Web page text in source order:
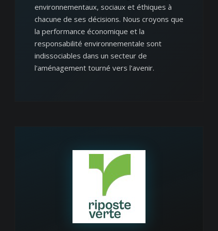
environnementaux, sociaux et éthiques à
chacune de ses décisions. Nous croyons que
la performance économique et la
responsabilité environnementale sont
indissociables dans un secteur de
l'aménagement tourné vers l'avenir.